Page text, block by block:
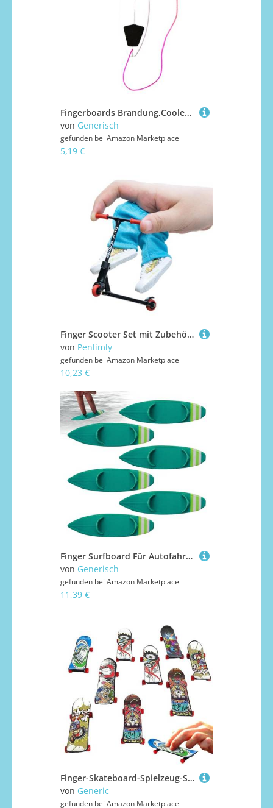
Fingerboards Brandung,Cooles Finger-Surfbrett-Griffbrett-Spielzeug | Finger-Surfbrett, Surfer, die ihre Surffähigkeiten verbessern möchten, Finger-Surfbrett für Autofahrten, Weihnachtsgeburtstagsgesch
von Generisch
gefunden bei Amazon Marketplace
5,19 €
Finger Scooter Set mit Zubehör Werkzeug, Scooter für die Finger, Finger Zweirad Roller Scooter Finger Schuhe Fingerhose, Fingerspitzen Bewegung Spielzeug Fingerspielzeug Partygeschenke für Kinder
von Penlimly
gefunden bei Amazon Marketplace
10,23 €
Finger Surfboard Für Autofahrten - 6 Stücke Kleine Surfboards,Sammlerstück Lustiges Fingerboard Für Auto Fensterbank Schreibtisch Deko
von Generisch
gefunden bei Amazon Marketplace
11,39 €
Finger-Skateboard-Spielzeug-Set - Skate-Boards Für Fingerspitzen-Bewegung | Neues -Kit, Für Jugendliche Und Erwachsene, Taschen-Skateboards, Fantastisches Spielzeug
von Generic
gefunden bei Amazon Marketplace